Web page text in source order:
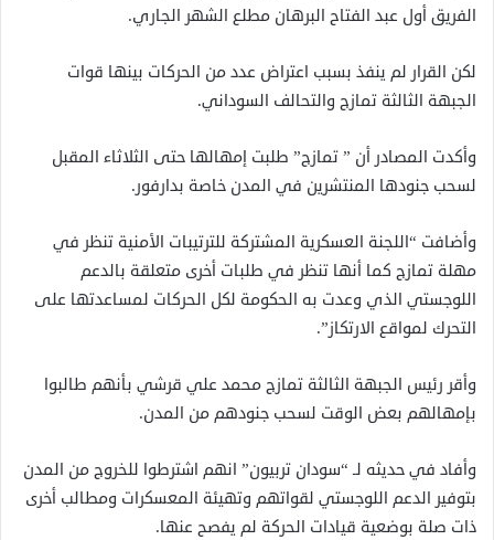
الفريق أول عبد الفتاح البرهان مطلع الشهر الجاري.
لكن القرار لم ينفذ بسبب اعتراض عدد من الحركات بينها قوات
الجبهة الثالثة تمازج والتحالف السوداني.
وأكدت المصادر أن ” تمازج” طلبت إمهالها حتى الثلاثاء المقبل
لسحب جنودها المنتشرين في المدن خاصة بدارفور.
وأضافت “اللجنة العسكرية المشتركة للترتيبات الأمنية تنظر في
مهلة تمازج كما أنها تنظر في طلبات أخرى متعلقة بالدعم
اللوجستي الذي وعدت به الحكومة لكل الحركات لمساعدتها على
التحرك لمواقع الارتكاز”.
وأقر رئيس الجبهة الثالثة تمازج محمد علي قرشي بأنهم طالبوا
بإمهالهم بعض الوقت لسحب جنودهم من المدن.
وأفاد في حديثه لـ “سودان تربيون” انهم اشترطوا للخروج من المدن
بتوفير الدعم اللوجستي لقواتهم وتهيئة المعسكرات ومطالب أخرى
ذات صلة بوضعية قيادات الحركة لم يفصح عنها.